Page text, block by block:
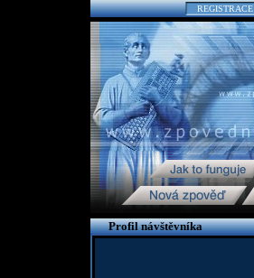
REGISTRACE
Profil návštěvníka